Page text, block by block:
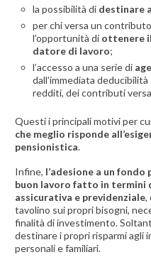
la possibilità di destinare
per chi versa un
l’opportunità di ottenere
datore di lavoro;
l’accesso a una serie di
dall’immediata
redditi, dei contributi
Questi i principali motivi per
che meglio risponde
pensionistica.
Infine, l’adesione a un
buon lavoro fatto in termini
assicurativa e previdenziale,
tavolino sui propri bisogni,
finalità di investimento.
destinare i propri risparmi
personali e familiari.